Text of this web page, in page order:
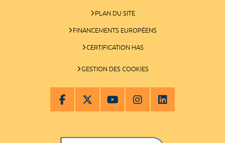
PLAN DU SITE
FINANCEMENTS EUROPÉENS
CERTIFICATION HAS
GESTION DES COOKIES